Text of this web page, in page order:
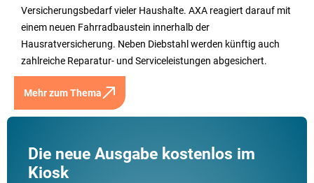
Versicherungsbedarf vieler Haushalte. AXA reagiert darauf mit
einem neuen Fahrradbaustein innerhalb der
Hausratversicherung. Neben Diebstahl werden künftig auch
zahlreiche Reparatur- und Serviceleistungen abgesichert.
Mehr zum Thema
Die neue Ausgabe kostenlos im
Kiosk